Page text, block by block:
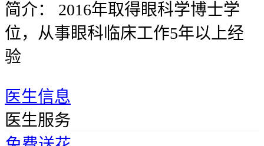
简介：
2016年取得眼科学博士学
位，从事眼科临床工作5年以上经
验
医生信息
医生服务